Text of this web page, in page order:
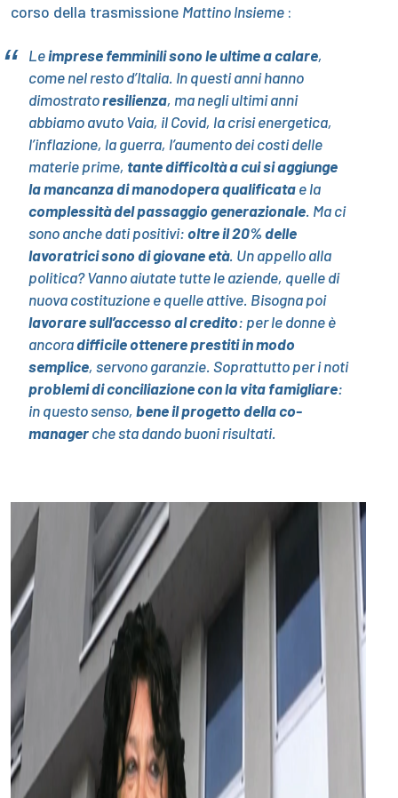
corso della trasmissione Mattino Insieme :
Leimprese femminili sono le ultime a calare,
come nel resto d’Italia. In questi anni hanno
dimostratoresilienza, ma negli ultimi anni
abbiamo avuto Vaia, il Covid, la crisi energetica,
l’inflazione, la guerra, l’aumento dei costi delle
materie prime, tante difficoltà a cui si aggiunge
la mancanza di manodopera qualificatae la
complessità del passaggio generazionale. Ma ci
sono anche dati positivi:oltre il 20% delle
lavoratrici sono di giovane età. Un appello alla
politica? Vanno aiutate tutte le aziende, quelle di
nuova costituzione e quelle attive. Bisogna poi
lavorare sull’accesso al credito: per le donne è
ancoradifficile ottenere prestiti in modo
semplice, servono garanzie. Soprattutto per i noti
problemi di conciliazione con la vita famigliare:
in questo senso, bene il progetto della co-
managerche sta dando buoni risultati.